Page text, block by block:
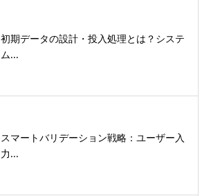
初期データの設計・投入処理とは？システ
ム...
スマートバリデーション戦略：ユーザー入
力...